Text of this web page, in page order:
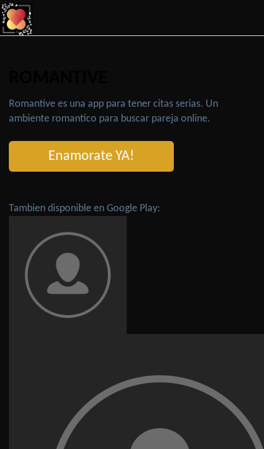
Romantive es una app para tener citas serias. Un
ambiente romantico para buscar pareja online.
Enamorate YA!
Tambien disponible en Google Play: